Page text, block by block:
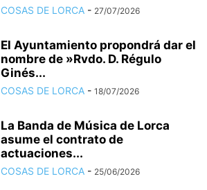
COSAS DE LORCA - 27/07/2026
El Ayuntamiento propondrá dar el
nombre de »Rvdo. D. Régulo
Ginés...
COSAS DE LORCA - 18/07/2026
La Banda de Música de Lorca
asume el contrato de
actuaciones...
COSAS DE LORCA - 25/06/2026